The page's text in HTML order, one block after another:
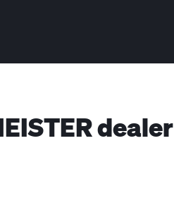
dealer